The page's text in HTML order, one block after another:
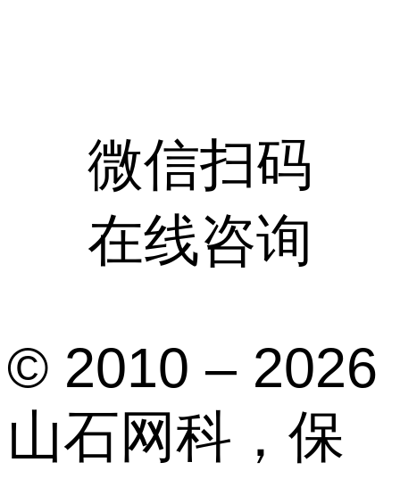
微信扫码
在线咨询
© 2010 – 2026
山石网科，保